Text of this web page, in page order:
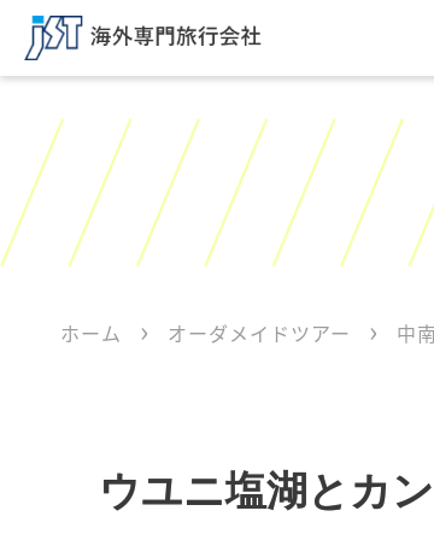
ホーム オーダメイドツアー 中
ウユニ塩湖とカ